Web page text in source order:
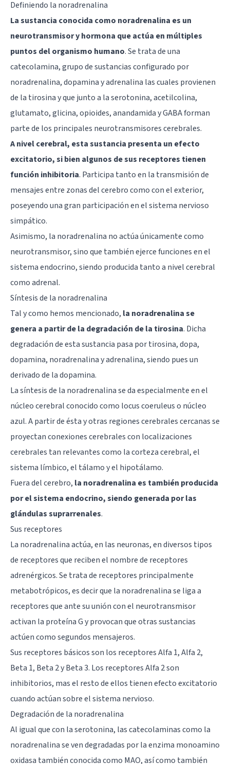
Definiendo la noradrenalina
La sustancia conocida como noradrenalina es un
neurotransmisor y hormona que actúa en múltiples
puntos del organismo humano. Se trata de una
catecolamina, grupo de sustancias configurado por
noradrenalina,dopaminayadrenalina las cuales provienen
de la tirosina y que junto a laserotonina, acetilcolina,
glutamato, glicina, opioides, anandamida yGABAforman
parte de los principales neurotransmisores cerebrales.
A nivel cerebral, esta sustancia presenta un efecto
excitatorio, si bien algunos de sus receptores tienen
función inhibitoria. Participa tanto en la transmisión de
mensajes entre zonas del cerebro como con el exterior,
poseyendo una gran participación en el sistema nervioso
simpático.
Asimismo, la noradrenalina no actúa únicamente como
neurotransmisor, sino que también ejerce funciones en el
sistema endocrino, siendo producida tanto a nivel cerebral
como adrenal.
Síntesis de la noradrenalina
Tal y como hemos mencionado, la noradrenalina se
genera a partir de la degradación de la tirosina. Dicha
degradación de esta sustancia pasa por tirosina, dopa,
dopamina, noradrenalina y adrenalina, siendo pues un
derivado de la dopamina.
La síntesis de la noradrenalina se da especialmente en el
núcleo cerebral conocido como locus coeruleus o núcleo
azul. A partir de ésta y otras regiones cerebralescercanas se
proyectan conexiones cerebrales con localizaciones
cerebrales tan relevantes como la corteza cerebral, el
sistema límbico, el tálamoy el hipotálamo.
Fuera del cerebro, la noradrenalina es también producida
por el sistema endocrino, siendo generada por las
glándulas suprarrenales.
Sus receptores
La noradrenalina actúa,en las neuronas, en diversos tipos
de receptores que reciben el nombre de receptores
adrenérgicos. Se trata de receptores principalmente
metabotrópicos, es decir que la noradrenalina se liga a
receptores que ante su unión con el neurotransmisor
activan la proteína Gy provocan que otras sustancias
actúen como segundos mensajeros.
Sus receptores básicos son los receptores Alfa 1, Alfa 2,
Beta 1, Beta 2 y Beta 3. Los receptores Alfa 2 son
inhibitorios, mas el resto de ellos tienen efecto excitatorio
cuando actúan sobre el sistema nervioso.
Degradación de la noradrenalina
Al igual que con la serotonina, las catecolaminas como la
noradrenalina se ven degradadas por la enzima monoamino
oxidasa también conocida como MAO, así como también